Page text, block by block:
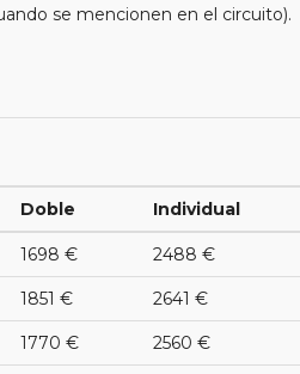
se mencionen en el circuito).
Doble Individual
1698 € 2488 €
1851 € 2641 €
1770 € 2560 €